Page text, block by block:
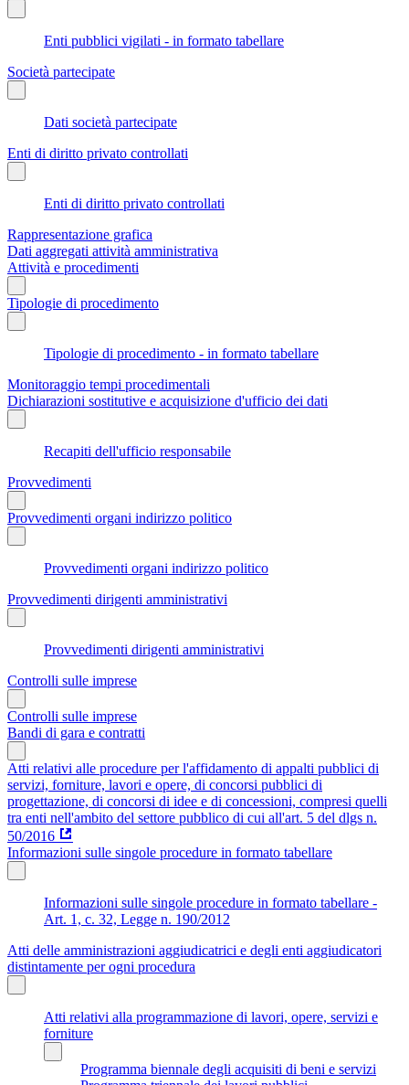
Enti pubblici vigilati - in formato tabellare
Società partecipate
Dati società partecipate
Enti di diritto privato controllati
Enti di diritto privato controllati
Rappresentazione grafica
Dati aggregati attività amministrativa
Attività e procedimenti
Tipologie di procedimento
Tipologie di procedimento - in formato tabellare
Monitoraggio tempi procedimentali
Dichiarazioni sostitutive e acquisizione d'ufficio dei dati
Recapiti dell'ufficio responsabile
Provvedimenti
Provvedimenti organi indirizzo politico
Provvedimenti organi indirizzo politico
Provvedimenti dirigenti amministrativi
Provvedimenti dirigenti amministrativi
Controlli sulle imprese
Controlli sulle imprese
Bandi di gara e contratti
Atti relativi alle procedure per l'affidamento di appalti pubblici di
servizi, forniture, lavori e opere, di concorsi pubblici di
progettazione, di concorsi di idee e di concessioni, compresi quelli
tra enti nell'ambito del settore pubblico di cui all'art. 5 del dlgs n.
50/2016
Informazioni sulle singole procedure in formato tabellare
Informazioni sulle singole procedure in formato tabellare -
Art. 1, c. 32, Legge n. 190/2012
Atti delle amministrazioni aggiudicatrici e degli enti aggiudicatori
distintamente per ogni procedura
Atti relativi alla programmazione di lavori, opere, servizi e
forniture
Programma biennale degli acquisiti di beni e servizi